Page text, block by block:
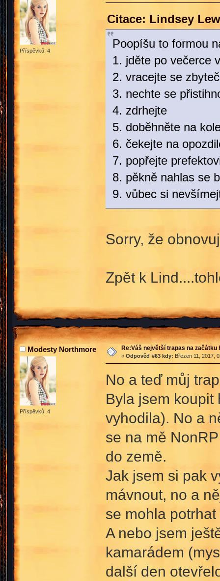
Příspěvků: 4
Citace: Lindsey
Poopíšu to formou
1. jděte po večerce
2. vracejte se
3. nechte se
4. zdrhejte
5. doběhněte na
6. čekejte na
7. popřejte
8. pěkně nahlas se
9. vůbec si
Sorry, že
Zpět k
Modesty Northmore
Příspěvků: 4
Re:Váš největší trapas na začátku
« Odpověď #63 kdy: Březen 11, 2017,
No a teď můj
Byla jsem koupit
vyhodila). No a
se na mě
do země.
Jak jsem si pak
mávnout, no a
se mohla
A nebo jsem
kamarádem
další den